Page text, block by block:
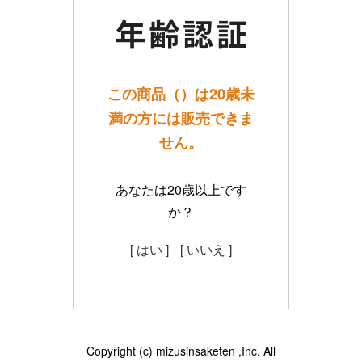
この商品（）は20歳未
満の方には販売できま
せん。
あなたは20歳以上です
か？
[ はい ] [ いいえ ]
Copyright (c) mizusinsaketen ,Inc. All